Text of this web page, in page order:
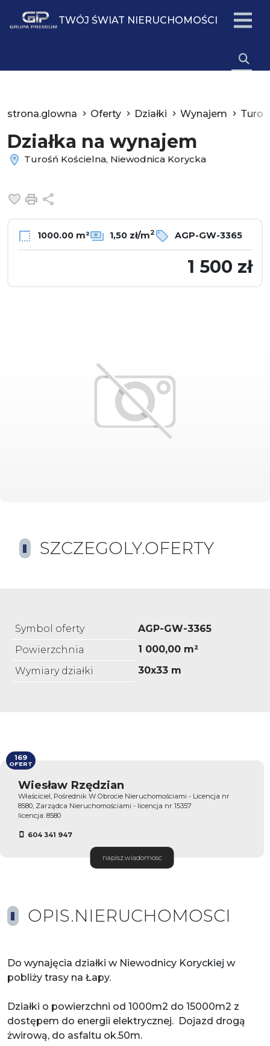
TWÓJ ŚWIAT NIERUCHOMOŚCI
strona.glowna Oferty Działki Wynajem
Działka na wynajem
Turośń Kościelna, Niewodnica Korycka
Dodaj do ulubionych
Drukuj
1000.00 m² 1,50 zł/m2 AGP-GW-3365
1 500 zł
SZCZEGOLY.OFERTY
Symbol oferty
AGP-GW-3365
Powierzchnia
1 000,00 m²
Wymiary działki
30x33 m
Wiesław Rzędzian
Właściciel, Pośrednik W Obrocie Nieruchomościami - Licencja nr
8580, Zarządca Nieruchomościami - licencja nr 15357
licencja: 8580
604 341 947
napisz.wiadomosc
169
OFERT
OPIS.NIERUCHOMOSCI
Do wynajęcia działki w Niewodnicy Koryckiej w
pobliży trasy na Łapy.
Działki o powierzchni od 1000m2 do 15000m2 z
dostępem do energii elektrycznej. Dojazd drogą
żwirową, do asfaltu ok.50m.